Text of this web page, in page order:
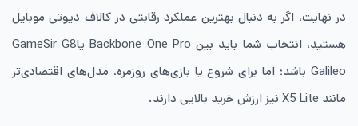
در نهایت، اگر به دنبال بهترین عملکرد رقابتی در کالاف دیوتی موبایل
هستید، انتخاب شما باید بین Backbone One Pro یاGameSir G8
Galileo باشد؛ اما برای شروع یا بازی‌های روزمره، مدل‌های اقتصادی‌تر
مانند X5 Lite نیز ارزش خرید بالایی دارند.